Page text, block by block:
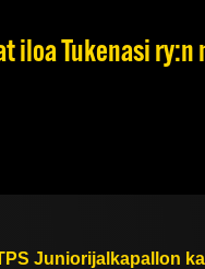
iloa Tukenasi